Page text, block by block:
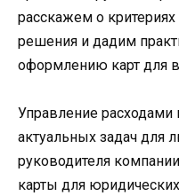
расскажем о
решения и дадим
оформлению карт для
Управление
актуальных задач для
руководителя
карты для